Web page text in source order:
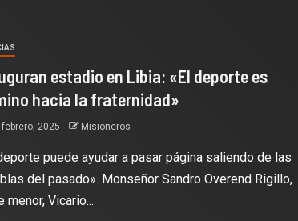
estadio en Libia: «El deporte es
hacia la fraternidad»
febrero, 2025 Misioneros
puede ayudar a pasar página saliendo de las
del pasado». Monseñor Sandro Overend Rigillo,
menor, Vicario...